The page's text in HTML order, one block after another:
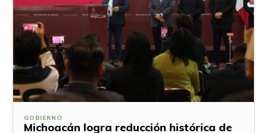
GOBIERNO
Michoacán logra reducción histórica de